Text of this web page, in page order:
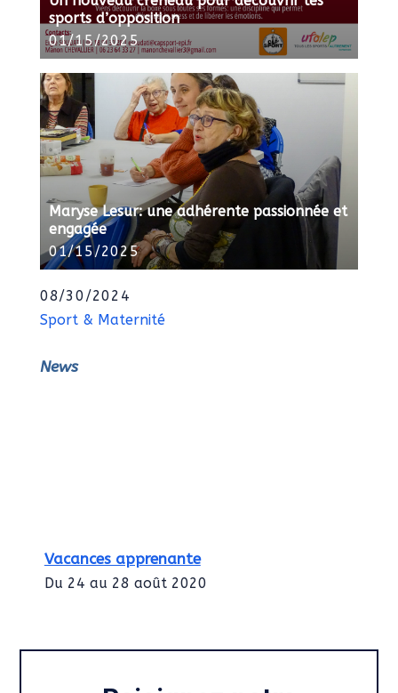
sports d’opposition
01/15/2025
Maryse Lesur: une adhérente passionnée et
engagée
01/15/2025
08/30/2024
Sport & Maternité
News
Vacances apprenante
Du 24 au 28 août 2020
Rentrée 2020